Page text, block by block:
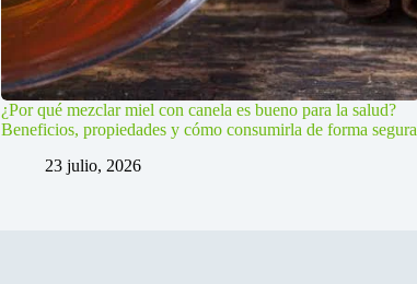
¿Por qué mezclar miel con canela es bueno para la salud?
Beneficios, propiedades y cómo consumirla de forma segura
23 julio, 2026